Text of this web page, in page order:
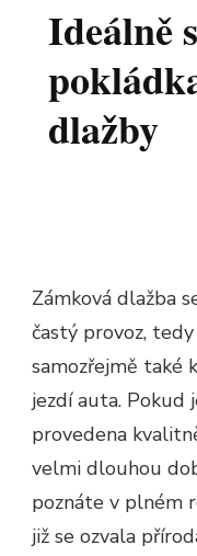
Ideálně
dlažby
Zámková dlažba
častý provoz,
samozřejmě také
jezdí auta. Pokud
provedena
velmi dlouhou
poznáte v plném
již se ozvala